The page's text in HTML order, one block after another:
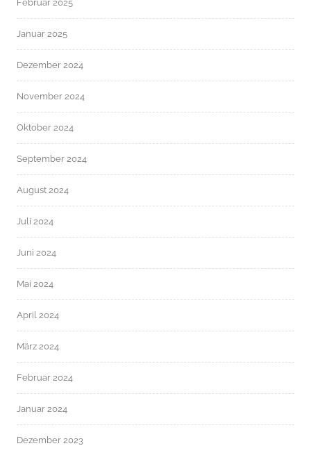
Februar 2025
Januar 2025
Dezember 2024
November 2024
Oktober 2024
September 2024
August 2024
Juli 2024
Juni 2024
Mai 2024
April 2024
März 2024
Februar 2024
Januar 2024
Dezember 2023